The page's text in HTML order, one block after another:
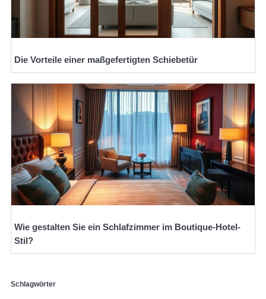
Die Vorteile einer maßgefertigten Schiebetür
Wie gestalten Sie ein Schlafzimmer im Boutique-Hotel-
Stil?
Schlagwörter